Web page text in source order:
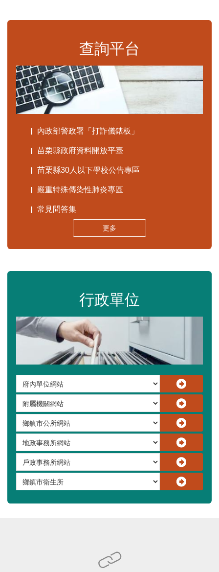
查詢平台
內政部警政署「打詐儀錶板」
苗栗縣政府資料開放平臺
苗栗縣30人以下學校公告專區
嚴重特殊傳染性肺炎專區
常見問答集
更多
行政單位